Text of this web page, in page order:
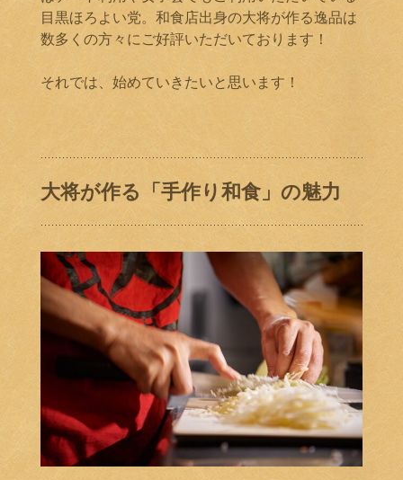
目黒ほろよい党。和食店出身の大将が作る逸品は
数多くの方々にご好評いただいております！
それでは、始めていきたいと思います！
大将が作る「手作り和食」の魅力